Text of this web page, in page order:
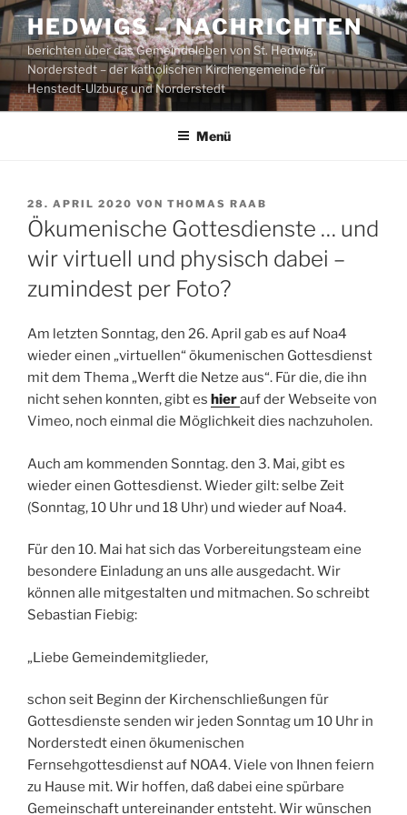
Zum
Inhalt
springen
HEDWIGS – NACHRICHTEN
berichten über das Gemeindeleben von St. Hedwig,
Norderstedt – der katholischen Kirchengemeinde für
Henstedt-Ulzburg und Norderstedt
Menü
VERÖFFENTLICHT
AM
28. APRIL 2020 VON THOMAS RAAB
Ökumenische Gottesdienste … und
wir virtuell und physisch dabei –
zumindest per Foto?
Am letzten Sonntag, den 26. April gab es auf Noa4
wieder einen „virtuellen“ ökumenischen Gottesdienst
mit dem Thema „Werft die Netze aus“. Für die, die ihn
nicht sehen konnten, gibt es hierauf der Webseite von
Vimeo, noch einmal die Möglichkeit dies nachzuholen.
Auch am kommenden Sonntag. den 3. Mai, gibt es
wieder einen Gottesdienst. Wieder gilt: selbe Zeit
(Sonntag, 10 Uhr und 18 Uhr) und wieder auf Noa4.
Für den 10. Mai hat sich das Vorbereitungsteam eine
besondere Einladung an uns alle ausgedacht. Wir
können alle mitgestalten und mitmachen. So schreibt
Sebastian Fiebig:
„Liebe Gemeindemitglieder,
schon seit Beginn der Kirchenschließungen für
Gottesdienste senden wir jeden Sonntag um 10 Uhr in
Norderstedt einen ökumenischen
Fernsehgottesdienst auf NOA4. Viele von Ihnen feiern
zu Hause mit. Wir hoffen, daß dabei eine spürbare
Gemeinschaft untereinander entsteht. Wir wünschen